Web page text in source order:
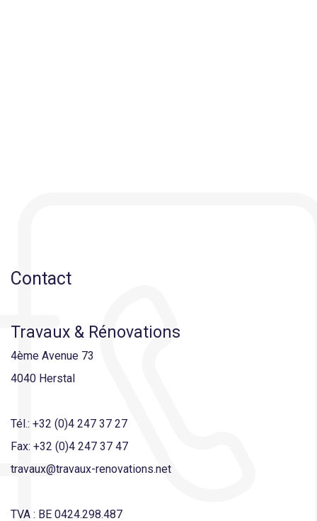
Contact
Travaux & Rénovations
4ème Avenue 73
4040 Herstal
Tél.: +32 (0)4 247 37 27
Fax: +32 (0)4 247 37 47
travaux@travaux-renovations.net
TVA : BE 0424.298.487